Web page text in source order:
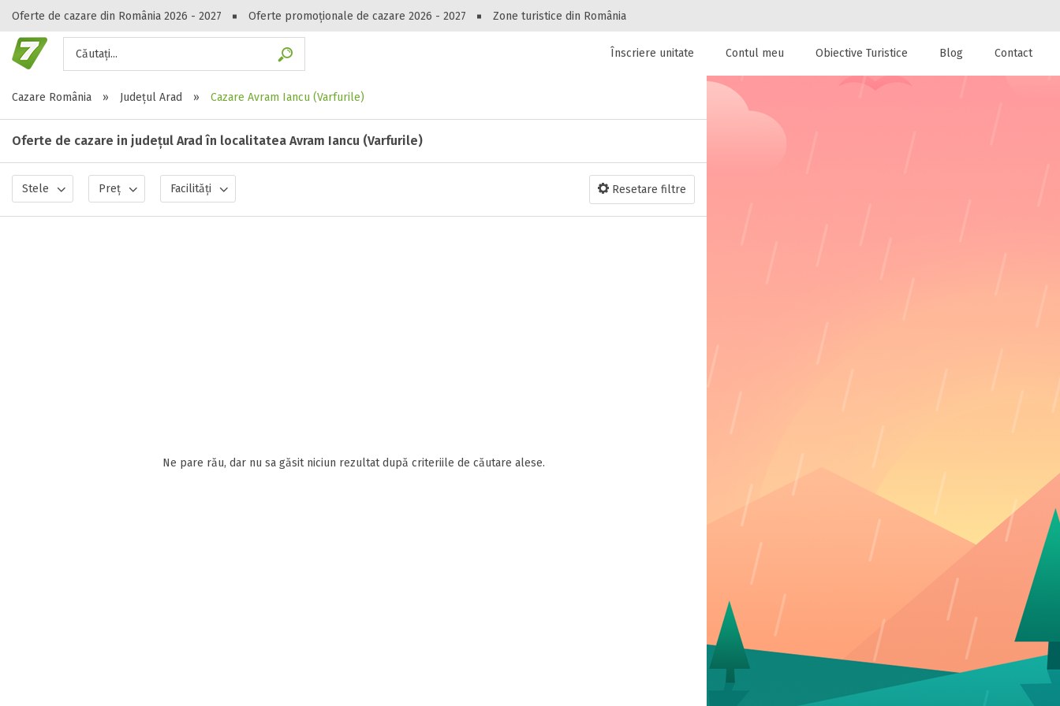
Oferte de cazare din România 2026 - 2027 Oferte promoționale de cazare 2026 - 2027 Zone turistice din România
Căutați...
Peste 10549 oferte de cazare!
Gasești hoteluri, pensiuni, vile, apartamente sau alte unitați de cazare la
Înscriere unitate Contul meu Obiective Turistice Blog Contact
Cazare România
» Județul Arad » Cazare Avram Iancu (Varfurile)
Oferte de cazare in județul Arad în localitatea Avram Iancu (Varfurile)
Stele Preț Facilități Resetare filtre
Ne pare rău, dar nu sa găsit niciun rezultat după criteriile de căutare alese.